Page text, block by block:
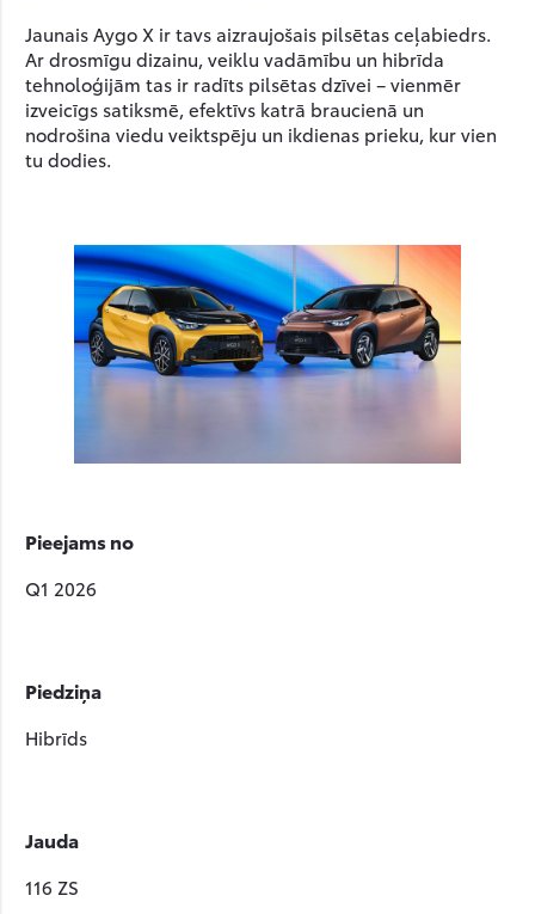
Jaunais Aygo X ir tavs aizraujošais pilsētas ceļabiedrs.
Ar drosmīgu dizainu, veiklu vadāmību un hibrīda
tehnoloģijām tas ir radīts pilsētas dzīvei – vienmēr
izveicīgs satiksmē, efektīvs katrā braucienā un
nodrošina viedu veiktspēju un ikdienas prieku, kur vien
tu dodies.
Pieejams no
Q1 2026
Piedziņa
Hibrīds
Jauda
116 ZS